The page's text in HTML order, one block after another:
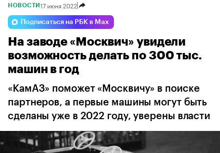
Voyah Haval
Lada Esteo Omoda
НОВОСТИ 17 июня 2022
Подписаться на РБК в Max
На заводе «Москвич» увидели
возможность делать по 300 тыс.
машин в год
«КамАЗ» поможет «Москвичу» в поиске
партнеров, а первые машины могут быть
сделаны уже в 2022 году, уверены власти